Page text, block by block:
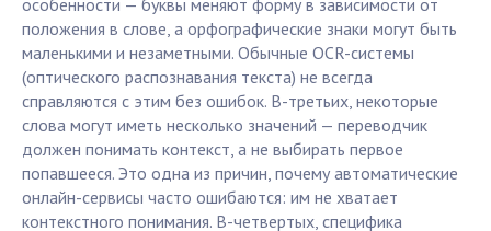
особенности — буквы меняют форму в зависимости от
положения в слове, а орфографические знаки могут быть
маленькими и незаметными. Обычные OCR-системы
(оптического распознавания текста) не всегда
справляются с этим без ошибок. В-третьих, некоторые
слова могут иметь несколько значений — переводчик
должен понимать контекст, а не выбирать первое
попавшееся. Это одна из причин, почему автоматические
онлайн-сервисы часто ошибаются: им не хватает
контекстного понимания. В-четвертых, специфика